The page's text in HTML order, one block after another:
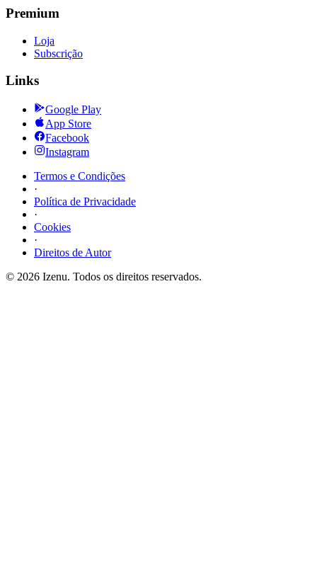
Premium
Loja
Subscrição
Links
Google Play
App Store
Facebook
Instagram
Termos e Condições
·
Política de Privacidade
·
Cookies
·
Direitos de Autor
© 2026 Izenu. Todos os direitos reservados.